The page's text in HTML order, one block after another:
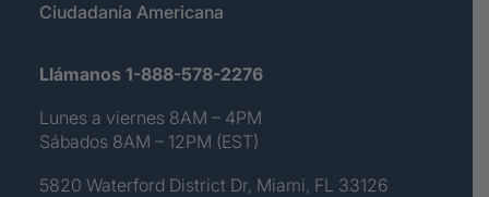
Ciudadanía Americana
Llámanos 1-888-578-2276
Lunes a viernes 8AM – 4PM
Sábados 8AM – 12PM (EST)
5820 Waterford District Dr, Miami, FL 33126